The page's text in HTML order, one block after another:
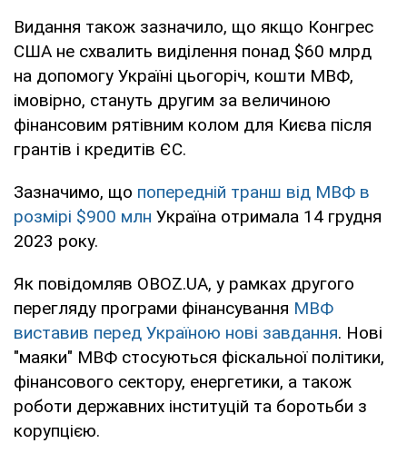
Видання також зазначило, що якщо Конгрес
США не схвалить виділення понад $60 млрд
на допомогу Україні цьогоріч, кошти МВФ,
імовірно, стануть другим за величиною
фінансовим рятівним колом для Києва після
грантів і кредитів ЄС.
Зазначимо, що попередній транш від МВФ в
розмірі $900 млн Україна отримала 14 грудня
2023 року.
Як повідомляв OBOZ.UA, у рамках другого
перегляду програми фінансування МВФ
виставив перед Україною нові завдання. Нові
"маяки" МВФ стосуються фіскальної політики,
фінансового сектору, енергетики, а також
роботи державних інституцій та боротьби з
корупцією.